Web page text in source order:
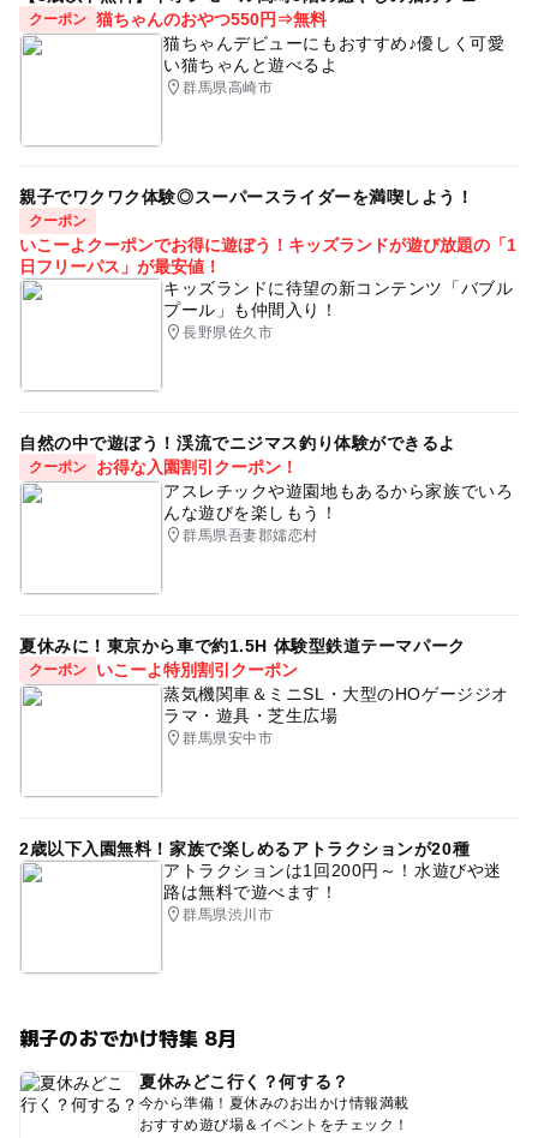
クーポン 猫ちゃんのおやつ550円⇒無料
猫ちゃんデビューにもおすすめ♪優しく可愛
い猫ちゃんと遊べるよ
群馬県高崎市
親子でワクワク体験◎スーパースライダーを満喫しよう！
クーポン
いこーよクーポンでお得に遊ぼう！キッズランドが遊び放題の「1
日フリーパス」が最安値！
キッズランドに待望の新コンテンツ「バブル
プール」も仲間入り！
長野県佐久市
自然の中で遊ぼう！渓流でニジマス釣り体験ができるよ
クーポン
お得な入園割引クーポン！
アスレチックや遊園地もあるから家族でいろ
んな遊びを楽しもう！
群馬県吾妻郡嬬恋村
夏休みに！東京から車で約1.5H 体験型鉄道テーマパーク
クーポン
いこーよ特別割引クーポン
蒸気機関車＆ミニSL・大型のHOゲージジオ
ラマ・遊具・芝生広場
群馬県安中市
2歳以下入園無料！家族で楽しめるアトラクションが20種
アトラクションは1回200円～！水遊びや迷
路は無料で遊べます！
群馬県渋川市
親子のおでかけ特集 8月
夏休みどこ行く？何する？
今から準備！夏休みのお出かけ情報満載
おすすめ遊び場＆イベントをチェック！